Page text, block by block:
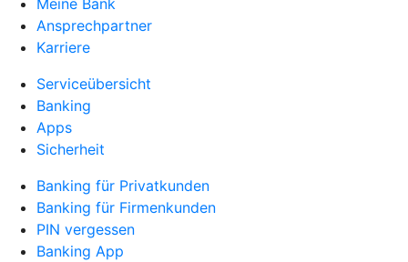
Meine Bank
Ansprechpartner
Karriere
Serviceübersicht
Banking
Apps
Sicherheit
Banking für Privatkunden
Banking für Firmenkunden
PIN vergessen
Banking App